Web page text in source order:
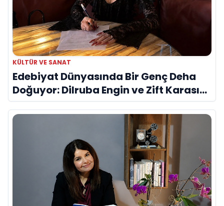
KÜLTÜR VE SANAT
Edebiyat Dünyasında Bir Genç Deha
Doğuyor: Dilruba Engin ve Zift Karası
Evreni ‘AVENOİR’